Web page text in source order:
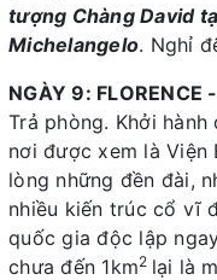
tượng Chàng David
Michelangelo. Nghỉ
NGÀY 9:
Trả phòng. Khởi hành
nơi được xem là
lòng những đền đài,
nhiều kiến trúc cổ vĩ
quốc gia độc lập
chưa đến 1km2 lại là